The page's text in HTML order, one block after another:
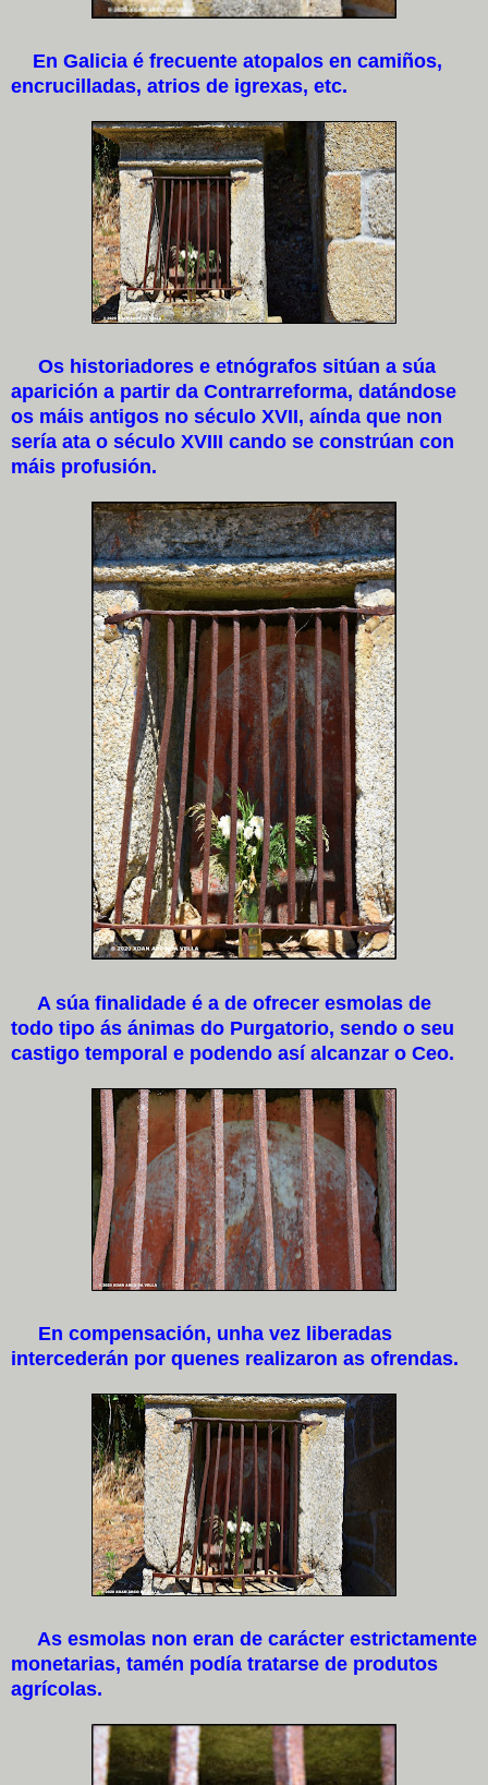
En Galicia é frecuente atopalos en camiños,
encrucilladas, atrios de igrexas, etc.
Os historiadores e etnógrafos sitúan a súa
aparición a partir da Contrarreforma, datándose
os máis antigos no século XVII, aínda que non
sería ata o século XVIII cando se constrúan con
máis profusión.
A súa finalidade é a de ofrecer esmolas de
todo tipo ás ánimas do Purgatorio, sendo o seu
castigo temporal e podendo así alcanzar o Ceo.
En compensación, unha vez liberadas
intercederán por quenes realizaron as ofrendas.
As esmolas non eran de carácter estrictamente
monetarias, tamén podía tratarse de produtos
agrícolas.